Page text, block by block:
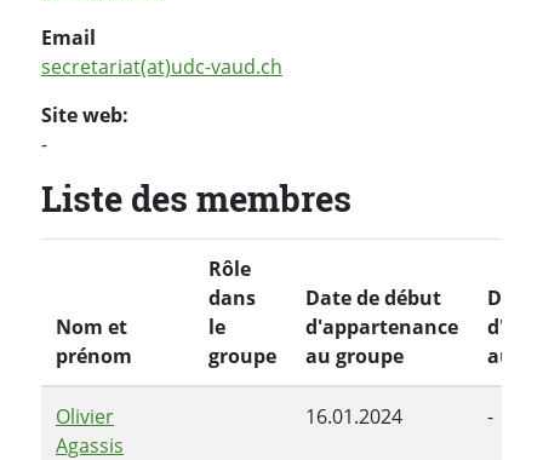
Email
secretariat(at)udc-vaud.ch
Site web:
-
Liste des membres
Nom et
prénom
Rôle
dans
le
groupe
Date de début
d'appartenance
au groupe
Date
au
Olivier
Agassis
16.01.2024 -